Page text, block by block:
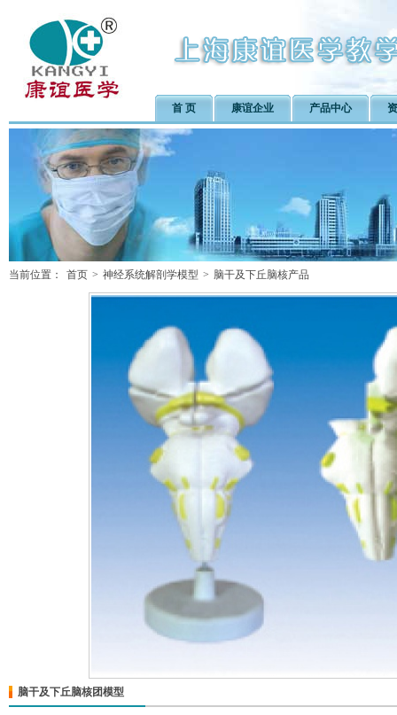
首 页 康谊企业 产品中心
当前位置： 首页 > 神经系统解剖学模型 > 脑干及下丘脑核产品
脑干及下丘脑核团模型